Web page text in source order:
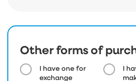
Other forms of
I have one for
exchange
I